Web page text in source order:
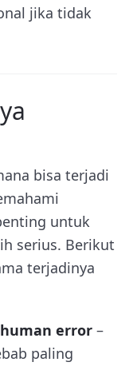
jika tidak
bisa terjadi
untuk
serius. Berikut
terjadinya
error –
paling